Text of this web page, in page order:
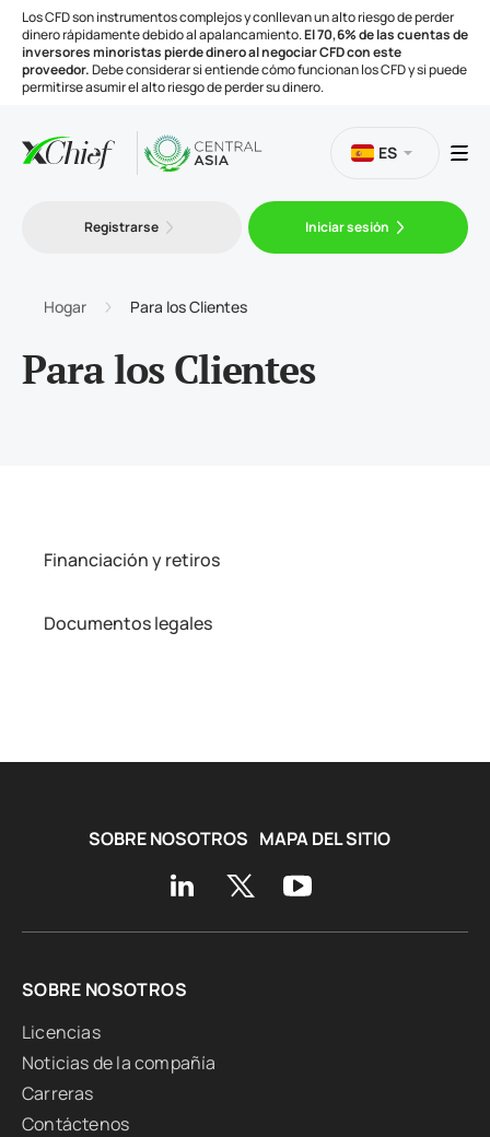
Los CFD son instrumentos complejos y conllevan un alto riesgo de perder
dinero rápidamente debido al apalancamiento.El 70,6% de las cuentas de
inversores minoristas pierde dinero al negociar CFD con este
proveedor.Debe considerar si entiende cómo funcionan los CFD y si puede
permitirse asumir el alto riesgo de perder su dinero.
Herramientas
ES
Registrarse Iniciar sesión
Hogar Para los Clientes
Para los Clientes
Financiación y retiros
Documentos legales
SOBRE NOSOTROS MAPA DEL SITIO
SOBRE NOSOTROS
Licencias
Noticias de la compañía
Carreras
Contáctenos